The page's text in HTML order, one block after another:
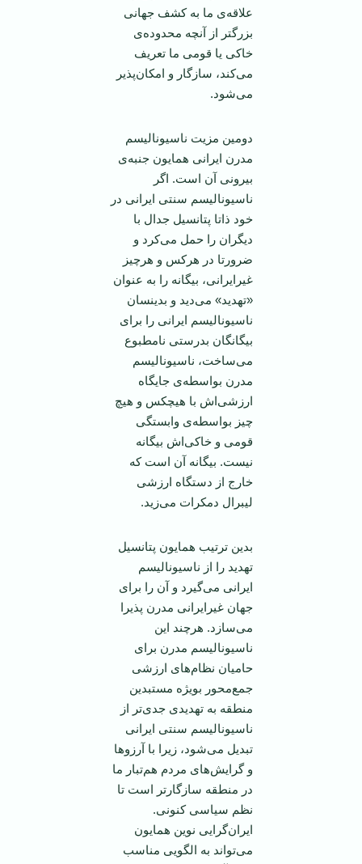
علاقه‌ی ما به کشف جهانی
بزرگتر از آنچه محدوده‌ی
خاکی یا قومی‌ ما تعریف
می‌کند، سازگار و امکان‌پذیر
می‌شود.
دومین مزیت ناسیونالیسم
مدرن ایرانی همایون جنبه‌ی
بیرونی آن است. اگر
ناسیونالیسم سنتی ایرانی در
خود ذاتا پتانسیل جدال با
دیگران را حمل می‌کرد و
ضرورتا در هرکس و هرچیز
غیرایرانی، بیگانه را به عنوان
«تهدید» می‌دید و بدینسان
ناسیونالیسم ایرانی را برای
بیگانگان بدرستی نامطبوع
می‌ساخت، ناسیونالیسم
مدرن بواسطه‌ی جایگاه
ارزشی‌اش با هيچکس و هيچ
چیز بواسطه‌ی وابستگی
قومی ‌و خاکی‌اش بیگانه
نیست. بیگانه آن است که
خارج از دستگاه ارزشی
لیبرال دمکرات می‌زید.
بدین ترتیب همایون پتانسیل
تهدید را از ناسیونالیسم
ایرانی می‌گیرد و آن را برای
جهان غیرایرانی مدرن پذیرا
می‌سازد. هرچند این
ناسیونالیسم مدرن برای
حامیان نظام‌های ارزشی
جمع‌محور بویژه مستبدین
منطقه به تهدیدی جدی‌تر از
ناسیونالیسم سنتی ایرانی
تبدیل می‌شود، زیرا با آرزوها
و گرایش‌های مردم هم‌تبار ما
در منطقه سازگارتر است تا
نظم سیاسی کنونی.
ایران‌گرایی نوین همایون
می‌تواند به الگویی مناسب